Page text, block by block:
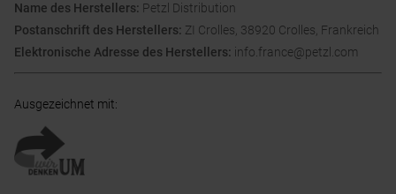
Name des Herstellers: Petzl Distribution
Postanschrift des Herstellers: ZI Crolles, 38920 Crolles, Frankreich
Elektronische Adresse des Herstellers: info.france@petzl.com
Ausgezeichnet mit: